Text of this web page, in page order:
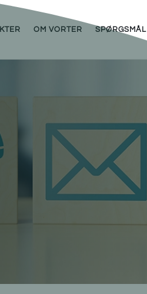
OM VORTER SPØRGSMÅL